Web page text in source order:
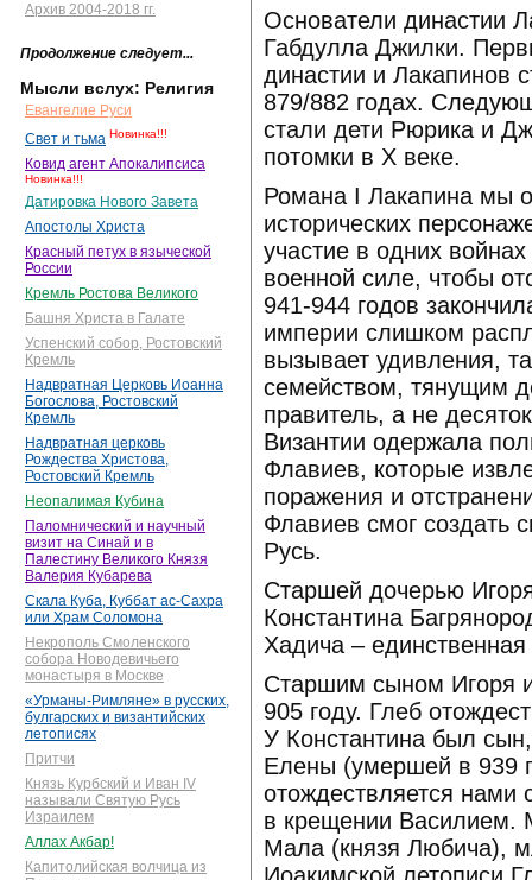
Архив 2004-2018 гг.
Продолжение следует...
Мысли вслух: Религия
Евангелие Руси
Свет и тьма Новинка!!!
Ковид агент Апокалипсиса
Новинка!!!
Датировка Нового Завета
Апостолы Христа
Красный петух в языческой
России
Кремль Ростова Великого
Башня Христа в Галате
Успенский собор, Ростовский
Кремль
Надвратная Церковь Иоанна
Богослова, Ростовский
Кремль
Надвратная церковь
Рождества Христова,
Ростовский Кремль
Неопалимая Кубина
Паломнический и научный
визит на Синай и в
Палестину Великого Князя
Валерия Кубарева
Скала Куба, Куббат ас-Сахра
или Храм Соломона
Некрополь Смоленского
собора Новодевичьего
монастыря в Москве
«Урманы-Римляне» в русских,
булгарских и византийских
летописях
Притчи
Князь Курбский и Иван IV
называли Святую Русь
Израилем
Аллах Акбар!
Капитолийская волчица из
Основатели династии
Габдулла Джилки.
династии и Лакапинов
879/882 годах.
стали дети Рюрика и
потомки в X веке.
Романа I Лакапина мы
исторических
участие в одних
военной силе, чтобы
941-944 годов
империи слишком
вызывает удивления,
семейством, тянущим
правитель, а не
Византии одержала
Флавиев, которые
поражения и
Флавиев смог создать
Русь.
Старшей дочерью
Константина
Хадича –
Старшим сыном Игоря
905 году. Глеб
У Константина был
Елены (умершей в 939
отождествляется
в крещении Василием.
Мала (князя Любича),